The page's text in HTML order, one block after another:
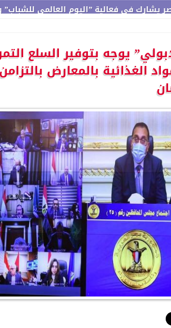
”اليوم العالمي للشباب” ويقدم
يوجه بتوفير السلع
الغذائية بالمعارض